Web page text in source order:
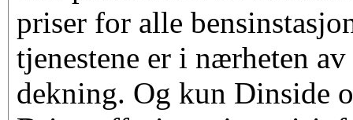
priser for alle
tjenestene er i nærheten
dekning. Og kun Dinside